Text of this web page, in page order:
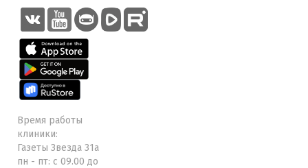
Время работы
клиники:
Газеты Звезда 31а
пн - пт: с 09.00 до